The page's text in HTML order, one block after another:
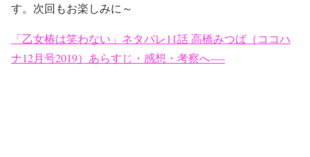
す。次回もお楽しみに～
「乙女椿は笑わない」ネタバレ11話 高橋みつば（ココハ
ナ12月号2019）あらすじ・感想・考察へ—-